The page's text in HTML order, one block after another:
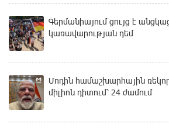
Գերմանիայում ցույց է
կառավարության դեմ
Մոդին համաշխարհային
միլիոն դիտում՝ 24 ժամում